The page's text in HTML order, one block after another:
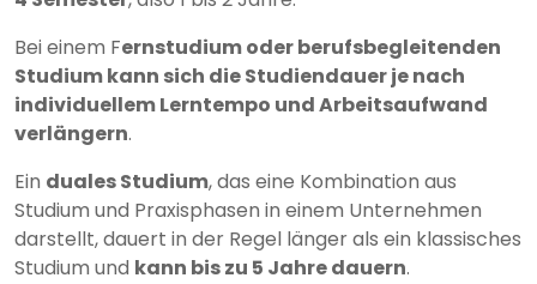
Bei einem Fernstudium oder berufsbegleitenden
Studium kann sich die Studiendauer je nach
individuellem Lerntempo und Arbeitsaufwand
verlängern.
Ein duales Studium, das eine Kombination aus
Studium und Praxisphasen in einem Unternehmen
darstellt, dauert in der Regel länger als ein klassisches
Studium und kann bis zu 5 Jahre dauern.